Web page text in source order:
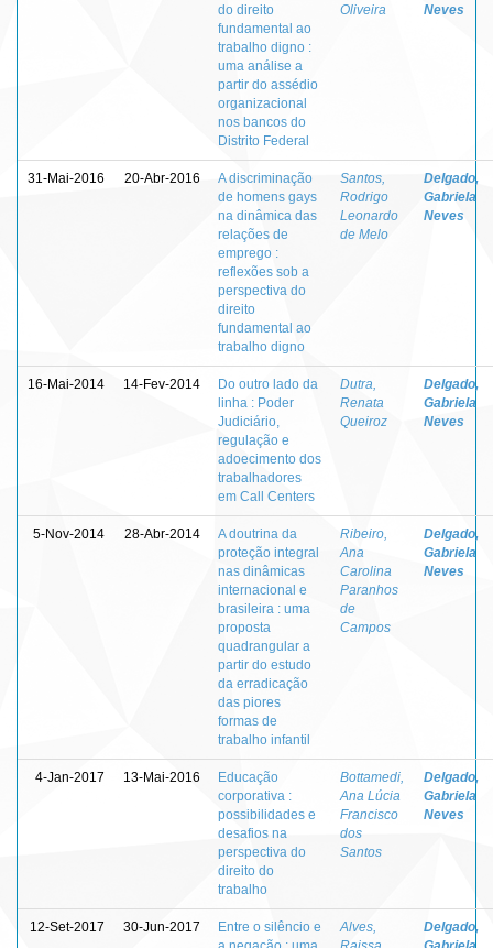
do direito
fundamental ao
trabalho digno :
uma análise a
partir do assédio
organizacional
nos bancos do
Distrito Federal
Oliveira
Neves
31-Mai-2016 20-Abr-2016
A discriminação
de homens gays
na dinâmica das
relações de
emprego :
reflexões sob a
perspectiva do
direito
fundamental ao
trabalho digno
Santos,
Rodrigo
Leonardo
de Melo
Delgado,
Gabriela
Neves
16-Mai-2014 14-Fev-2014
Do outro lado da
linha : Poder
Judiciário,
regulação e
adoecimento dos
trabalhadores
em Call Centers
Dutra,
Renata
Queiroz
Delgado,
Gabriela
Neves
5-Nov-2014 28-Abr-2014
A doutrina da
proteção integral
nas dinâmicas
internacional e
brasileira : uma
proposta
quadrangular a
partir do estudo
da erradicação
das piores
formas de
trabalho infantil
Ribeiro,
Ana
Carolina
Paranhos
de
Campos
Delgado,
Gabriela
Neves
4-Jan-2017 13-Mai-2016
Educação
corporativa :
possibilidades e
desafios na
perspectiva do
direito do
trabalho
Bottamedi,
Ana Lúcia
Francisco
dos
Santos
Delgado,
Gabriela
Neves
12-Set-2017 30-Jun-2017
Entre o silêncio e
Alves,
Delgado,